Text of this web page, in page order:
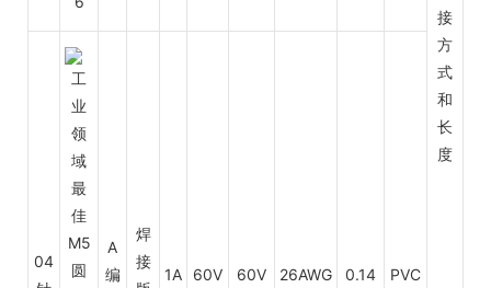
接
方
式
和
长
度
04
A
编
焊
接
1A 60V 60V 26AWG 0.14 PVC